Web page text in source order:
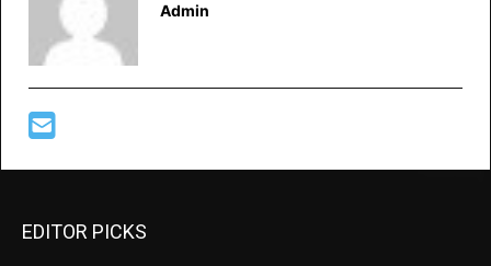
Admin
EDITOR PICKS